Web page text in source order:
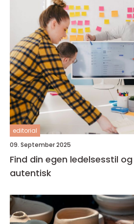
editorial
09. September 2025
Find din egen ledelsesstil
autentisk